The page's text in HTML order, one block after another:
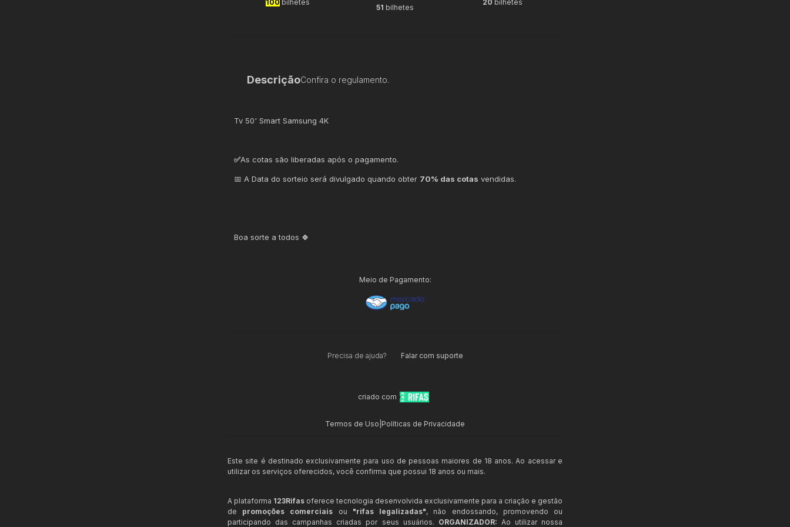
100 bilhetes
51 bilhetes
20 bilhetes
DescriçãoConfira o regulamento.
Tv 50' Smart Samsung 4K
✅As cotas são liberadas após o pagamento.
📅 A Data do sorteio será divulgado quando obter 70% das cotas vendidas.
Boa sorte a todos 🍀
Meio de Pagamento:
Precisa de ajuda? Falar com suporte
criado com
Termos de Uso Políticas de Privacidade
Este site é destinado exclusivamente para uso de pessoas maiores de 18 anos. Ao acessar e
utilizar os serviços oferecidos, você confirma que possui 18 anos ou mais.
A plataforma 123Rifas oferece tecnologia desenvolvida exclusivamente para a criação e gestão
de promoções comerciais ou "rifas legalizadas", não endossando, promovendo ou
participando das campanhas criadas por seus usuários. ORGANIZADOR: Ao utilizar nossa